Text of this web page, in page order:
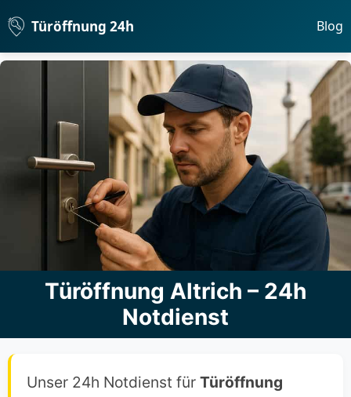
Türöffnung 24h Blog
Türöffnung Altrich – 24h
Notdienst
Unser 24h Notdienst für Türöffnung